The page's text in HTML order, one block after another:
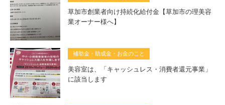
草加市創業者向け持続化給付金【草加市の理美容
業オーナー様へ】
補助金・助成金・お金のこと
美容室は、「キャッシュレス・消費者還元事業」
に該当します